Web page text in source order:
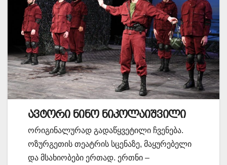
ავტორი ნინო ნიკოლაიშვილი
ორიგინალურად გადაწყვეტილი ჩვენება.
ოზურგეთის თეატრის სცენაზე, მაყურებელი
და მსახიობები ერთად. ერთნი –